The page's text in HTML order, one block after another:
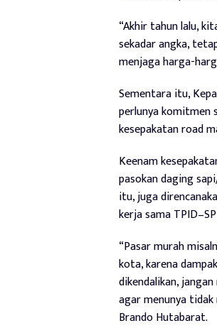
“Akhir tahun lalu,
sekadar angka,
menjaga harga-
Sementara itu,
perlunya komitmen
kesepakatan road
Keenam
pasokan daging
itu, juga
kerja sama
“Pasar murah
kota, karena
dikendalikan,
agar menunya
Brando Hutabarat.